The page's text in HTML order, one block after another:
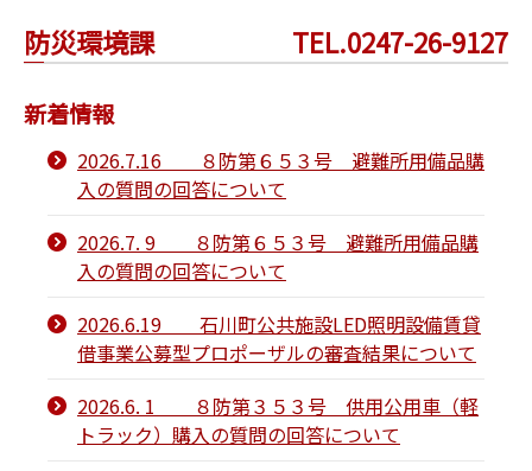
防災環境課 TEL.0247-26-9127
新着情報
2026.7.16 ８防第６５３号 避難所用備品購
入の質問の回答について
2026.7. 9 ８防第６５３号 避難所用備品購
入の質問の回答について
2026.6.19 石川町公共施設LED照明設備賃貸
借事業公募型プロポーザルの審査結果について
2026.6. 1 ８防第３５３号 供用公用車（軽
トラック）購入の質問の回答について